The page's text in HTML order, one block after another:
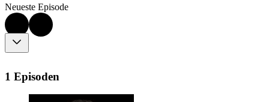
Neueste Episode
1 Episoden